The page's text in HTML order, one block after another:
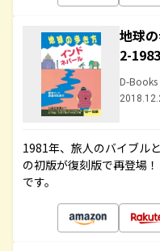
地球
2-
D-Books
1981年、旅人のバイブル
の初版が復刻版で再登場
です。